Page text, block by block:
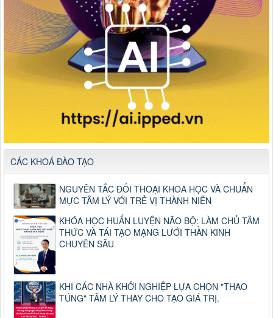
CÁC KHOÁ ĐÀO TẠO
NGUYÊN TẮC ĐỐI THOẠI KHOA HỌC VÀ CHUẨN
MỰC TÂM LÝ VỚI TRẺ VỊ THÀNH NIÊN
KHÓA HỌC HUẤN LUYỆN NÃO BỘ: LÀM CHỦ TÂM
THỨC VÀ TÁI TẠO MẠNG LƯỚI THẦN KINH
CHUYÊN SÂU
KHI CÁC NHÀ KHỞI NGHIỆP LỰA CHỌN "THAO
TÚNG" TÂM LÝ THAY CHO TẠO GIÁ TRỊ.